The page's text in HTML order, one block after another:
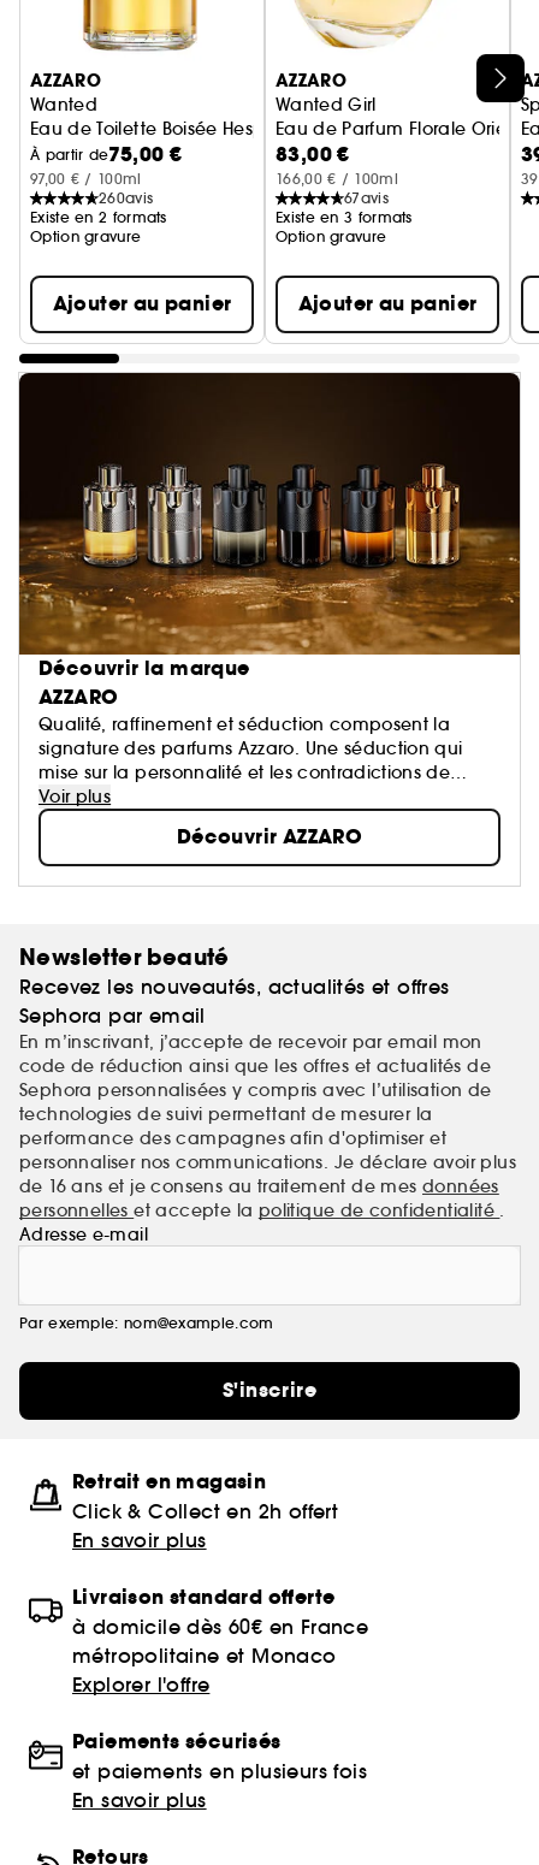
Ignorer le carrousel produits
AZZARO
Wanted
Eau de Toilette Boisée Hespéridée
À partir de75,00 €
97,00 € / 100ml
260avis
Existe en 2 formats
Option gravure
Ajouter au panier
AZZARO
Wanted Girl
Eau de Parfum Florale
83,00 €
166,00 € / 100ml
67avis
Existe en 3 formats
Option gravure
Ajouter au panier
Découvrir la marque
AZZARO
Qualité, raffinement et séduction composent la
signature des parfums Azzaro. Une séduction qui
mise sur la personnalité et les contradictions de
chaque homme. Sans faste, toute en discrétion,
l’homme Azzaro est avant tout lui même, avec
l’humour et la générosité qui caractérisent tous les
grands séducteurs.
Voir plus
Découvrir AZZARO
Newsletter beauté
Recevez les nouveautés, actualités et offres
Sephora par email
En m’inscrivant, j’accepte de recevoir par email mon
code de réduction ainsi que les offres et actualités de
Sephora personnalisées y compris avec l’utilisation de
technologies de suivi permettant de mesurer la
performance des campagnes afin d'optimiser et
personnaliser nos communications. Je déclare avoir plus
de 16 ans et je consens au traitement de mes données
personnelleset accepte la politique de confidentialité .
Adresse e-mail
Par exemple: nom@example.com
S'inscrire
Retrait en magasin
Click & Collect en 2h offert
En savoir plus
Livraison standard offerte
à domicile dès 60€ en France
métropolitaine et Monaco
Explorer l'offre
Paiements sécurisés
et paiements en plusieurs fois
En savoir plus
Retours